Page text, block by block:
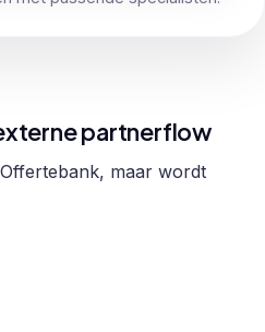
partnerflow
maar wordt